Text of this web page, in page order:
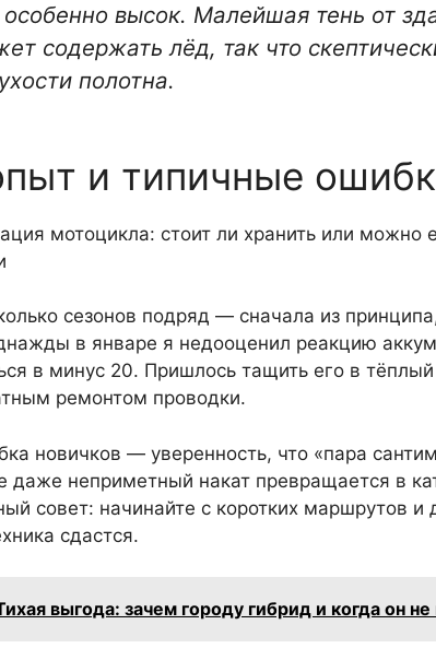
высок. Малейшая тень от
содержать лёд, так что
полотна.
и типичные
сезонов подряд — сначала из
в январе я недооценил реакцию
в минус 20. Пришлось тащить его в
ремонтом проводки.
новичков — уверенность, что «пара
неприметный накат превращается в
совет: начинайте с коротких маршрутов
сдастся.
выгода: зачем городу гибрид и когда он не